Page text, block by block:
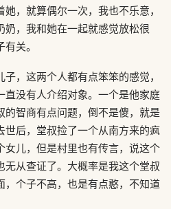
，就算偶尔一次，我也不乐意，
，我和她在一起就感觉放松很
关。
，这两个人都有点笨笨的感觉，
直没有人介绍对象。一个是他家庭
的智商有点问题，倒不是傻，就是
世后，堂叔捡了一个从南方来的疯
女儿，但是村里也有传言，说这个
无从查证了。大概率是我这个堂叔
，个子不高，也是有点憨，不知道